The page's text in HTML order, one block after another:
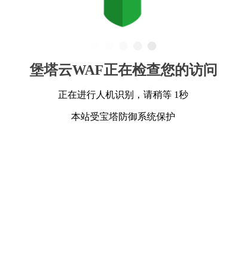
堡塔云WAF正在检查您的访问
正在进行人机识别，请稍等 1秒
本站受宝塔防御系统保护